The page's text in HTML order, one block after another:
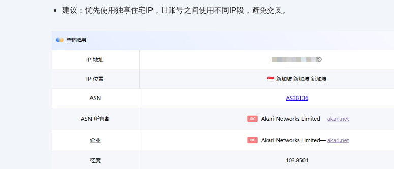
建议：优先使用独享住宅IP，且账号之间使用不同IP段，避免交叉。